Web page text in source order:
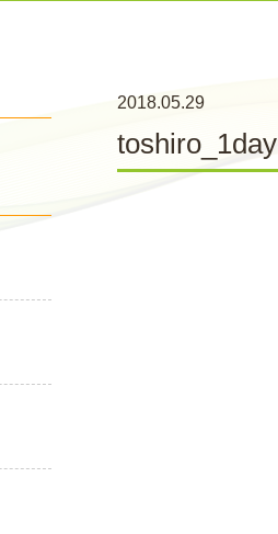
2018.05.29
toshiro_1day